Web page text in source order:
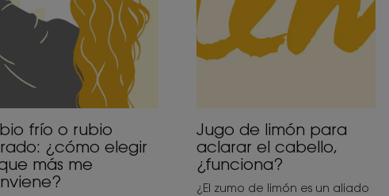
frío o rubio
¿cómo elegir
más me
el
cabello,
¿funciona?
Jugo de limón para
aclarar el cabello,
¿funciona?
¿El zumo de limón es un aliado